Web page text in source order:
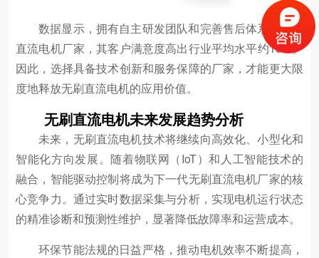
数据显示，拥有自主研发团队和完善售后体系的无刷
直流电机厂家，其客户满意度高出行业平均水平约15%。
因此，选择具备技术创新和服务保障的厂家，才能更大限
度地释放无刷直流电机的应用价值。
无刷直流电机未来发展趋势分析
未来，无刷直流电机技术将继续向高效化、小型化和
智能化方向发展。随着物联网（IoT）和人工智能技术的
融合，智能驱动控制将成为下一代无刷直流电机厂家的核
心竞争力。通过实时数据采集与分析，实现电机运行状态
的精准诊断和预测性维护，显著降低故障率和运营成本。
环保节能法规的日益严格，推动电机效率不断提高，